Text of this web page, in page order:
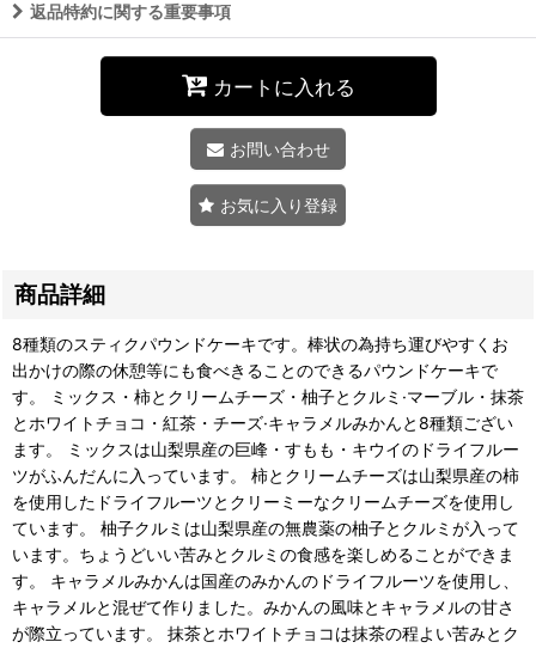
返品特約に関する重要事項
カートに入れる
お問い合わせ
お気に入り登録
商品詳細
8種類のスティクパウンドケーキです。棒状の為持ち運びやすくお
出かけの際の休憩等にも食べきることのできるパウンドケーキで
す。 ミックス・柿とクリームチーズ・柚子とクルミ·マーブル・抹茶
とホワイトチョコ・紅茶・チーズ·キャラメルみかんと8種類ござい
ます。 ミックスは山梨県産の巨峰・すもも・キウイのドライフルー
ツがふんだんに入っています。 柿とクリームチーズは山梨県産の柿
を使用したドライフルーツとクリーミーなクリームチーズを使用し
ています。 柚子クルミは山梨県産の無農薬の柚子とクルミが入って
います。ちょうどいい苦みとクルミの食感を楽しめることができま
す。 キャラメルみかんは国産のみかんのドライフルーツを使用し、
キャラメルと混ぜて作りました。みかんの風味とキャラメルの甘さ
が際立っています。 抹茶とホワイトチョコは抹茶の程よい苦みとク